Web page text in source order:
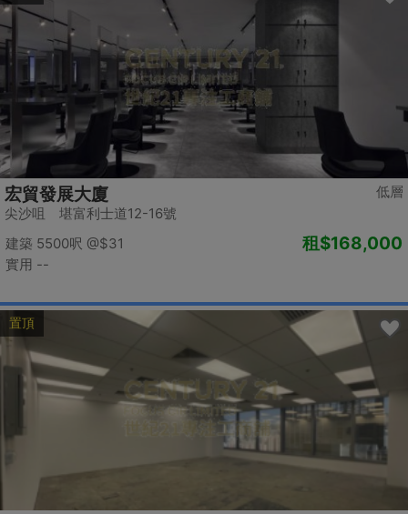
低層
宏貿發展大廈
尖沙咀 堪富利士道12-16號
建築 5500呎 @$31
實用 --
租$168,000
置頂